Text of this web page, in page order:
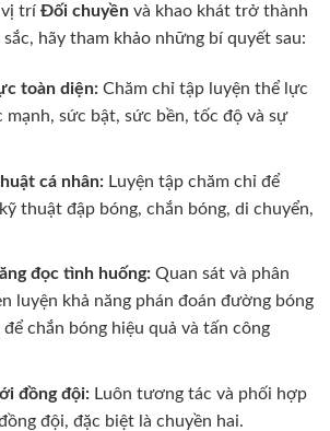
vị trí Đối chuyền và khao khát trở thành
sắc, hãy tham khảo những bí quyết sau:
toàn diện:Chăm chỉ tập luyện thể lực
mạnh, sức bật, sức bền, tốc độ và sự
cá nhân:Luyện tập chăm chỉ để
thuật đập bóng, chắn bóng, di chuyển,
đọc tình huống:Quan sát và phân
luyện khả năng phán đoán đường bóng
chắn bóng hiệu quả và tấn công
đồng đội:Luôn tương tác và phối hợp
đội, đặc biệt là chuyền hai.